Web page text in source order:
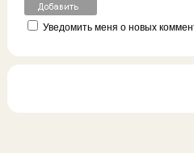
Уведомить меня о новых